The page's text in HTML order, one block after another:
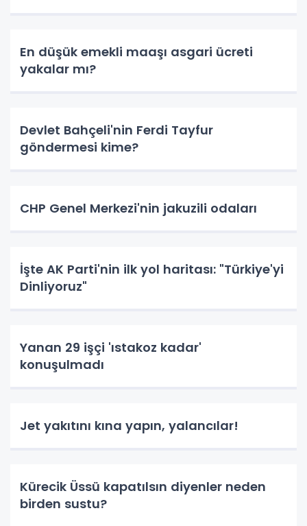
En düşük emekli maaşı asgari ücreti
yakalar mı?
Devlet Bahçeli'nin Ferdi Tayfur
göndermesi kime?
CHP Genel Merkezi'nin jakuzili odaları
İşte AK Parti'nin ilk yol haritası: "Türkiye'yi
Dinliyoruz"
Yanan 29 işçi 'ıstakoz kadar'
konuşulmadı
Jet yakıtını kına yapın, yalancılar!
Kürecik Üssü kapatılsın diyenler neden
birden sustu?